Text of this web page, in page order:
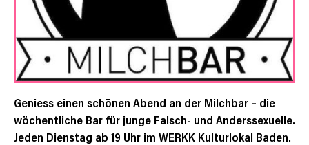
Geniess einen schönen Abend an der Milchbar – die
wöchentliche Bar für junge Falsch- und Anderssexuelle.
Jeden Dienstag ab 19 Uhr im WERKK Kulturlokal Baden.